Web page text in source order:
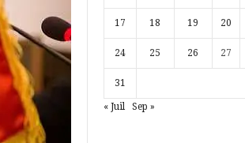
17 18 19 20
24 25 26 27
31
« Juil Sep »